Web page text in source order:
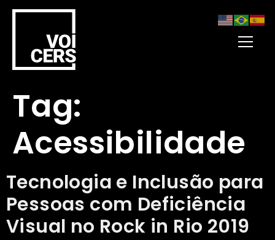
Tag:
Acessibilidade
Tecnologia e Inclusão para
Pessoas com Deficiência
Visual no Rock in Rio 2019